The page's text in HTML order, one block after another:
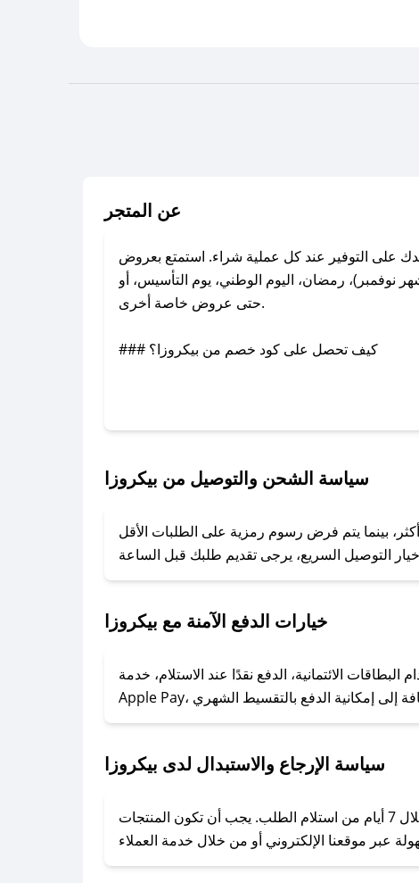
عن المتجر
على التوفير عند كل عملية شراء. استمتع بعروض
نوفمبر)، رمضان، اليوم الوطني، يوم التأسيس، أو
حتى عروض خاصة أخرى.
### كيف تحصل على كود خصم من بيكروزا؟
عبر تويتر أو البريد الإلكتروني لإضافته بسرعة.
وسنقوم بحل المشكلة في أسرع وقت ممكن.
### ماذا أفعل إذا لم أجد كود خصم لمتجري المفضل؟
على كوبونات وخصومات حصرية، قم بما يلي:
- اضغط على أيقونة متابعة لمتجر بيكروزا في تطبيق صحصح.
- تابع حسابنا الرسمي على تويتر وقم بتفعيل زر التنبيهات.
سياسة الشحن والتوصيل من بيكروزا
بينما يتم فرض رسوم رمزية على الطلبات الأقل
خيارات الدفع الآمنة مع بيكروزا
الائتمانية، الدفع نقدًا عند الاستلام، خدمة
سياسة الإرجاع والاستبدال لدى بيكروزا
يحرص بيكروزا على توفير تجربة تسوق آمنة ومريحة لعملائه، حيث يمكنك استرجاع أو استبدال المنتجات مجانًا خلال 7 أيام من استلام الطلب. يجب أن تكون المنتجات